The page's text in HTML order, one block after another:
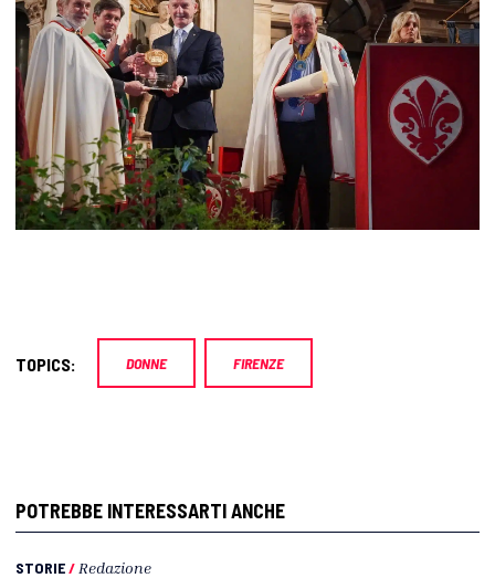
TOPICS: DONNE FIRENZE
POTREBBE INTERESSARTI ANCHE
STORIE/ Redazione